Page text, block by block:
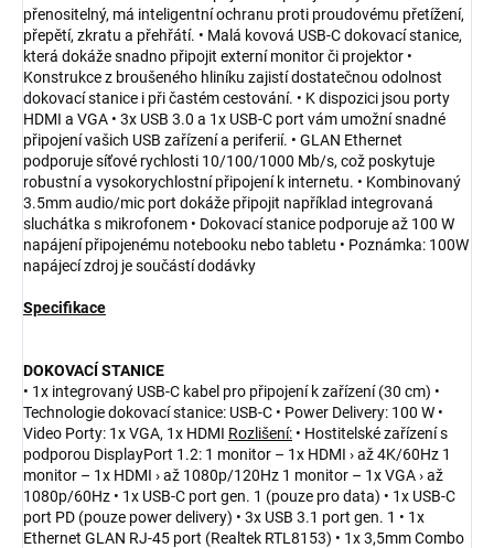
přenositelný, má inteligentní ochranu proti proudovému přetížení,
přepětí, zkratu a přehřátí. • Malá kovová USB-C dokovací stanice,
která dokáže snadno připojit externí monitor či projektor •
Konstrukce z broušeného hliníku zajistí dostatečnou odolnost
dokovací stanice i při častém cestování. • K dispozici jsou porty
HDMI a VGA • 3x USB 3.0 a 1x USB-C port vám umožní snadné
připojení vašich USB zařízení a periferií. • GLAN Ethernet
podporuje síťové rychlosti 10/100/1000 Mb/s, což poskytuje
robustní a vysokorychlostní připojení k internetu. • Kombinovaný
3.5mm audio/mic port dokáže připojit například integrovaná
sluchátka s mikrofonem • Dokovací stanice podporuje až 100 W
napájení připojenému notebooku nebo tabletu • Poznámka: 100W
napájecí zdroj je součástí dodávky
Specifikace
DOKOVACÍ STANICE
• 1x integrovaný USB-C kabel pro připojení k zařízení (30 cm) •
Technologie dokovací stanice: USB-C • Power Delivery: 100 W •
Video Porty: 1x VGA, 1x HDMI Rozlišení: • Hostitelské zařízení s
podporou DisplayPort 1.2: 1 monitor – 1x HDMI › až 4K/60Hz 1
monitor – 1x HDMI › až 1080p/120Hz 1 monitor – 1x VGA › až
1080p/60Hz • 1x USB-C port gen. 1 (pouze pro data) • 1x USB-C
port PD (pouze power delivery) • 3x USB 3.1 port gen. 1 • 1x
Ethernet GLAN RJ-45 port (Realtek RTL8153) • 1x 3,5mm Combo